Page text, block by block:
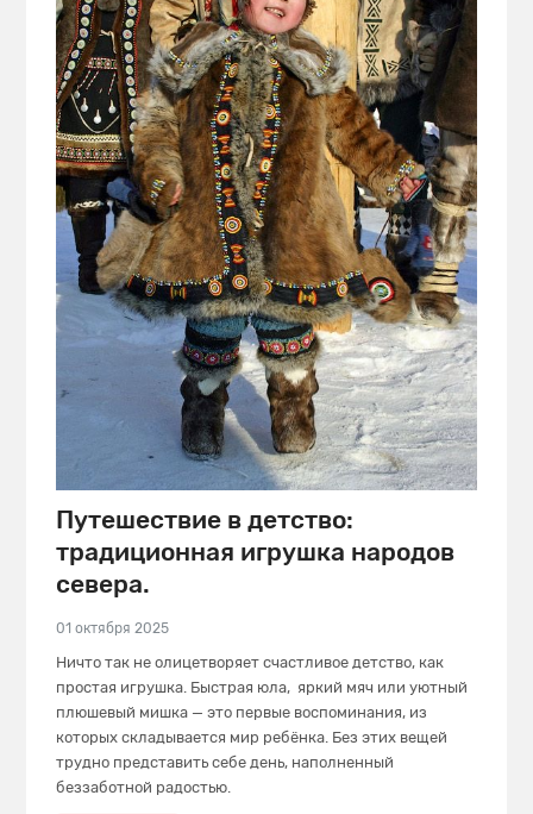
Путешествие в детство:
традиционная игрушка народов
севера.
01 октября 2025
Ничто так не олицетворяет счастливое детство, как
простая игрушка. Быстрая юла, яркий мяч или уютный
плюшевый мишка — это первые воспоминания, из
которых складывается мир ребёнка. Без этих вещей
трудно представить себе день, наполненный
беззаботной радостью.